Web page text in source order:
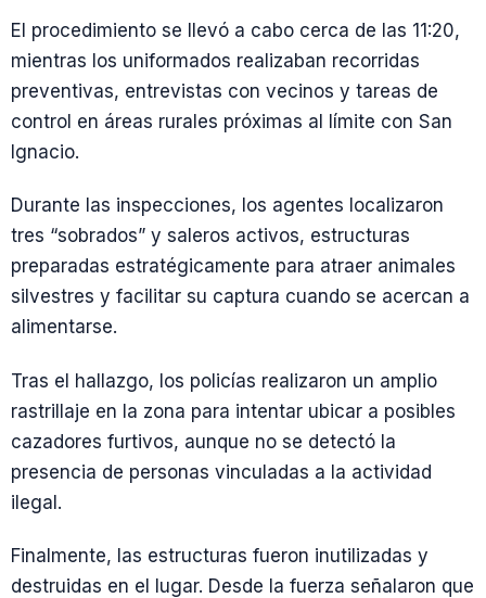
El procedimiento se llevó a cabo cerca de las 11:20,
mientras los uniformados realizaban recorridas
preventivas, entrevistas con vecinos y tareas de
control en áreas rurales próximas al límite con San
Ignacio.
Durante las inspecciones, los agentes localizaron
tres “sobrados” y saleros activos, estructuras
preparadas estratégicamente para atraer animales
silvestres y facilitar su captura cuando se acercan a
alimentarse.
Tras el hallazgo, los policías realizaron un amplio
rastrillaje en la zona para intentar ubicar a posibles
cazadores furtivos, aunque no se detectó la
presencia de personas vinculadas a la actividad
ilegal.
Finalmente, las estructuras fueron inutilizadas y
destruidas en el lugar. Desde la fuerza señalaron que